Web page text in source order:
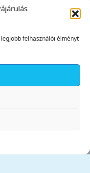
felhasználói élményt
✕